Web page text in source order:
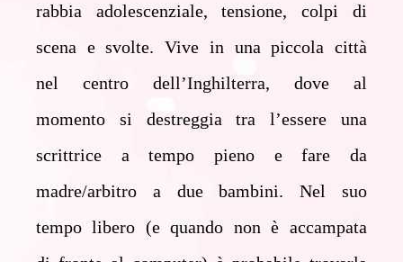
rabbia adolescenziale, tensione, colpi di
scena e svolte. Vive in una piccola città
nel centro dell’Inghilterra, dove al
momento si destreggia tra l’essere una
scrittrice a tempo pieno e fare da
madre/arbitro a due bambini. Nel suo
tempo libero (e quando non è accampata